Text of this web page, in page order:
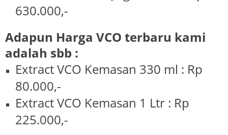
630.000,-
Adapun Harga VCO terbaru kami
adalah sbb :
Extract VCO Kemasan 330 ml : Rp
80.000,-
Extract VCO Kemasan 1 Ltr : Rp
225.000,-